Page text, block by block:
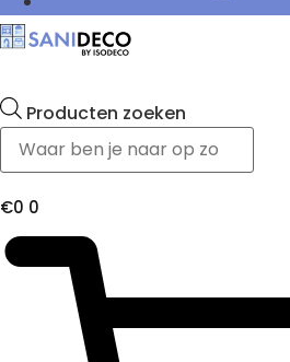
Producten zoeken
€0 0